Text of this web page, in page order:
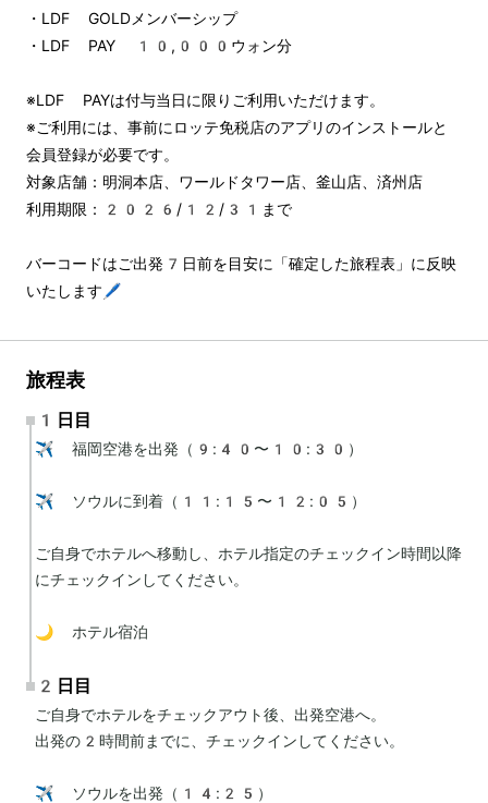
・LDF GOLDメンバーシップ
・LDF PAY 10,000ウォン分
※LDF PAYは付与当日に限りご利用いただけます。
※ご利用には、事前にロッテ免税店のアプリのインストールと
会員登録が必要です。
対象店舗：明洞本店、ワールドタワー店、釜山店、済州店
利用期限：2026/12/31まで
バーコードはご出発7日前を目安に「確定した旅程表」に反映
いたします🖊️
旅程表
1日目
✈️ 福岡空港を出発（9:40〜10:30）
✈️ ソウルに到着（11:15〜12:05）
ご自身でホテルへ移動し、ホテル指定のチェックイン時間以降
にチェックインしてください。
🌙 ホテル宿泊
2日目
ご自身でホテルをチェックアウト後、出発空港へ。
出発の2時間前までに、チェックインしてください。
✈️ ソウルを出発（14:25）